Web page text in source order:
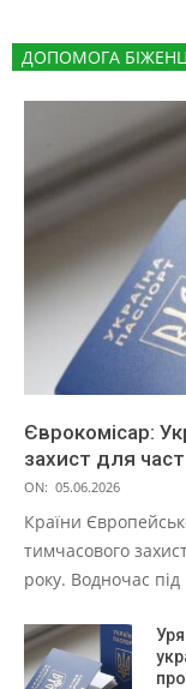
ДОПОМОГА
Єврокомісар:
захист для
ON: 05.06.2026
Країни
тимчасового
року. Водночас під